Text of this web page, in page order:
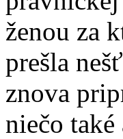
ženou za
prešla
znova
niečo